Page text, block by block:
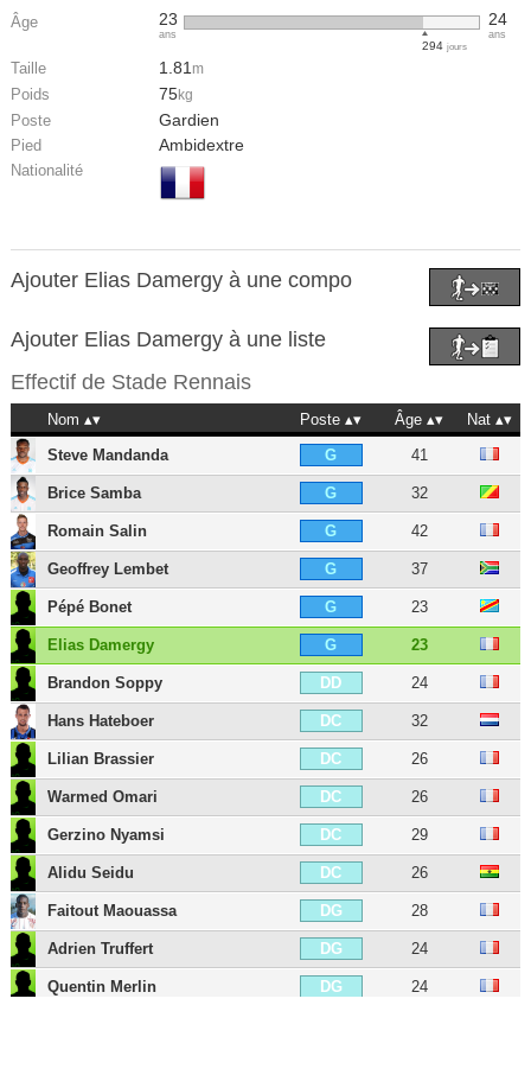
Âge 23
ans
294 jours
24
ans
Taille 1.81m
Poids 75kg
Poste Gardien
Pied Ambidextre
Nationalité
Ajouter Elias Damergy à une compo
Ajouter Elias Damergy à une liste
Effectif de Stade Rennais
Nom Poste Âge
Nat
Steve Mandanda
G 41
Brice Samba G 32
Romain Salin G 42
Geoffrey Lembet G 37
Pépé Bonet G 23
Elias Damergy G 23
Brandon Soppy DD 24
Hans Hateboer DC 32
Lilian Brassier DC 26
Warmed Omari DC 26
Gerzino Nyamsi DC 29
Alidu Seidu DC 26
Faitout Maouassa DG 28
Adrien Truffert DG 24
Quentin Merlin DG 24